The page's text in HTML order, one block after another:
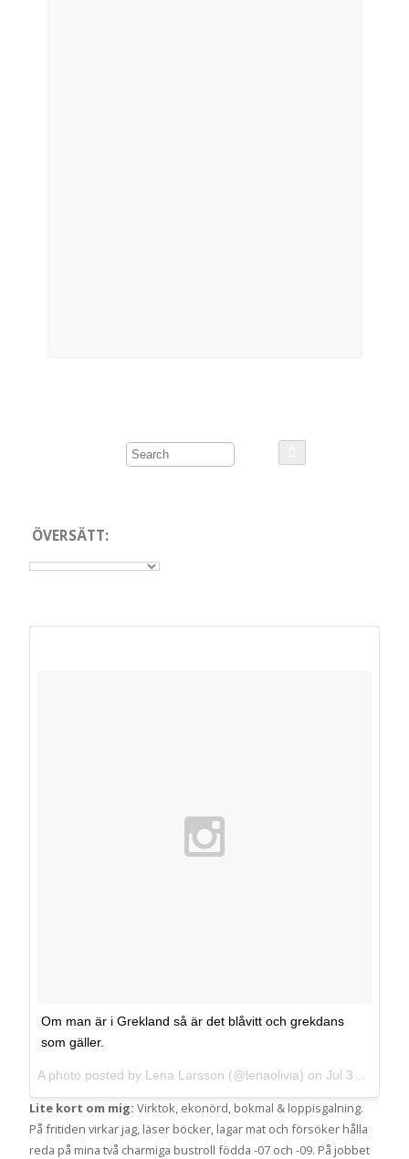
ÖVERSÄTT:
Om man är i Grekland så är det blåvitt och grekdans
som gäller.
A photo posted by Lena Larsson (@lenaolivia) onJul 31, 2013 at 8:50am PDT
Lite kort om mig: Virktok, ekonörd, bokmal & loppisgalning.
På fritiden virkar jag, läser böcker, lagar mat och försöker hålla
reda på mina två charmiga bustroll födda -07 och -09. På jobbet